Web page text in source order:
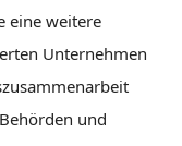
eine weitere
Unternehmen
und